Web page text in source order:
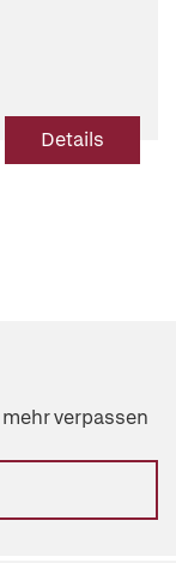
Details
verpassen